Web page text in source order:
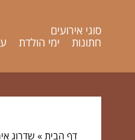
סוגי אירועים
חתונות
ימי הולדת
דף הבית» שדרוג